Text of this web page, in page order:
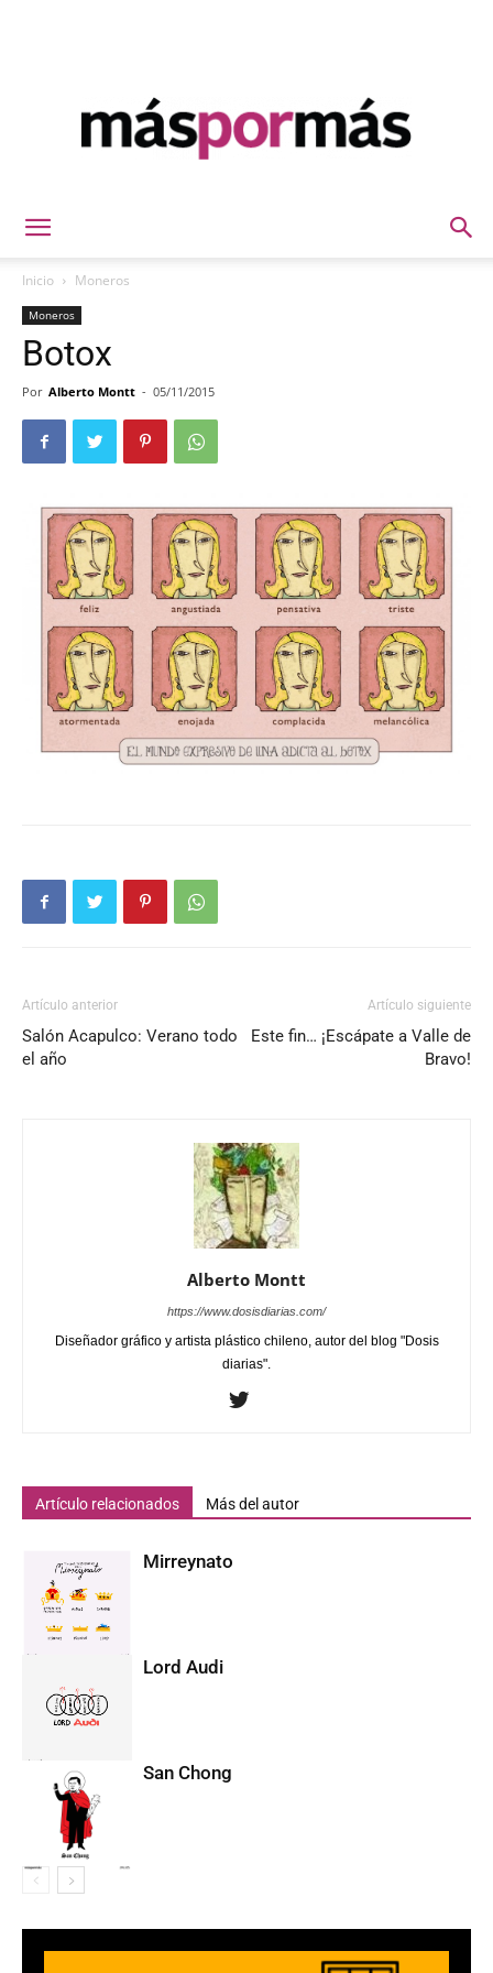
Inicio Moneros
Moneros
Botox
Por Alberto Montt - 05/11/2015
Artículo anterior
Salón Acapulco: Verano todo
el año
Artículo siguiente
Este fin… ¡Escápate a Valle de
Bravo!
Alberto Montt
https://www.dosisdiarias.com/
Diseñador gráfico y artista plástico chileno, autor del blog "Dosis
diarias".
Artículo relacionados Más del autor
Mirreynato
Lord Audi
San Chong